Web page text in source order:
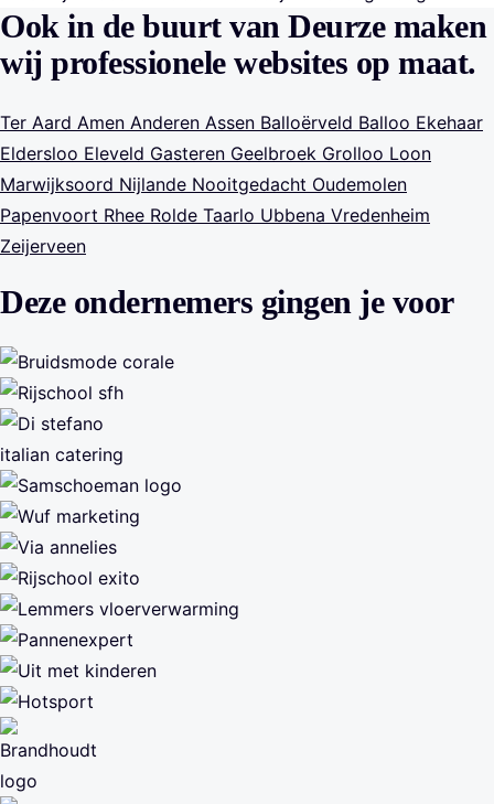
Ook in de buurt van Deurze maken
wij professionele websites op maat.
Ter Aard Amen Anderen Assen Balloërveld Balloo Ekehaar
Eldersloo Eleveld Gasteren Geelbroek Grolloo Loon
Marwijksoord Nijlande Nooitgedacht Oudemolen
Papenvoort Rhee Rolde Taarlo Ubbena Vredenheim
Zeijerveen
Deze ondernemers gingen je voor